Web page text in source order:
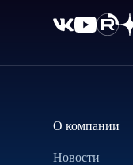
О компании
Новости